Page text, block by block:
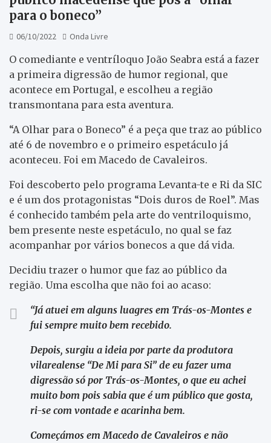
para o boneco”
06/10/2022 Onda Livre
O comediante e ventríloquo João Seabra está a fazer
a primeira digressão de humor regional, que
acontece em Portugal, e escolheu a região
transmontana para esta aventura.
“A Olhar para o Boneco” é a peça que traz ao público
até 6 de novembro e o primeiro espetáculo já
aconteceu. Foi em Macedo de Cavaleiros.
Foi descoberto pelo programa Levanta-te e Ri da SIC
e é um dos protagonistas “Dois duros de Roel”. Mas
é conhecido também pela arte do ventriloquismo,
bem presente neste espetáculo, no qual se faz
acompanhar por vários bonecos a que dá vida.
Decidiu trazer o humor que faz ao público da
região. Uma escolha que não foi ao acaso:
“Já atuei em alguns luagres em Trás-os-Montes e
fui sempre muito bem recebido.
Depois, surgiu a ideia por parte da produtora
vilarealense “De Mi para Si” de eu fazer uma
digressão só por Trás-os-Montes, o que eu achei
muito bom pois sabia que é um público que gosta,
ri-se com vontade e acarinha bem.
Começámos em Macedo de Cavaleiros e não